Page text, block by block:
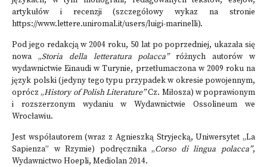
artykułów i recenzji (szczegółowy wykaz na stronie
https://www.lettere.uniromal.it/users/luigi-marinelli).
Pod jego redakcją w 2004 roku, 50 lat po poprzedniej, ukazała się
nowa „Storia della letteratura polacca”różnych autorów w
wydawnictwie Einaudi w Turynie, przetłumaczona w 2009 roku na
język polski (jedyny tego typu przypadek w okresie powojennym,
oprócz „History of Polish Literature”Cz. Miłosza) w poprawionym
i rozszerzonym wydaniu w Wydawnictwie Ossolineum we
Wrocławiu.
Jest współautorem (wraz z Agnieszką Stryjecką, Uniwersytet „La
Sapienza” w Rzymie) podręcznika „Corso di lingua polacca”,
Wydawnictwo Hoepli, Mediolan 2014.